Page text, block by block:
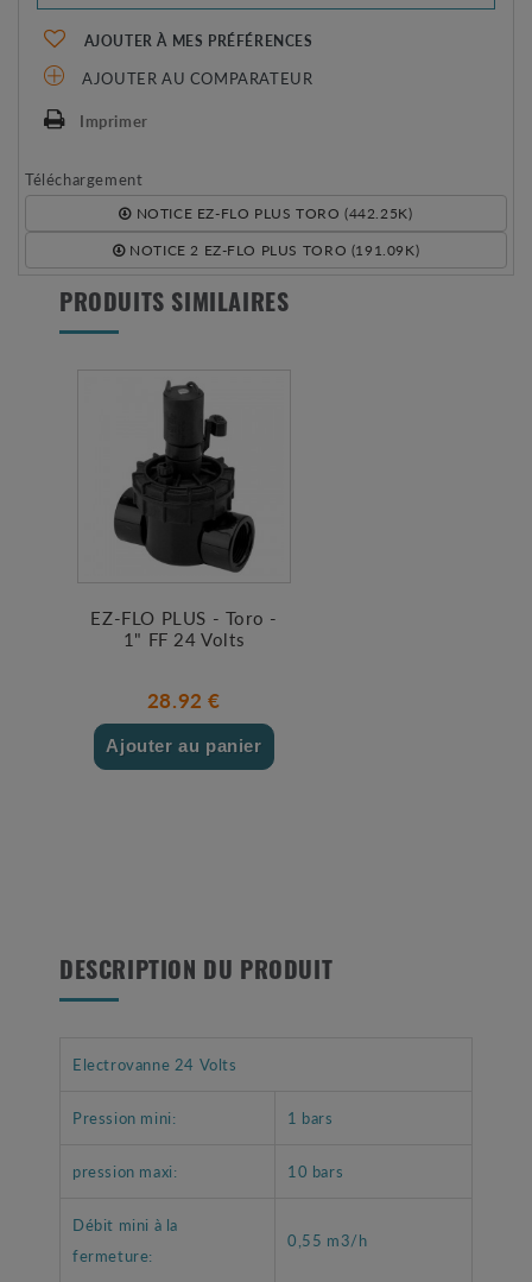
AJOUTER À MES PRÉFÉRENCES
AJOUTER AU COMPARATEUR
Imprimer
Téléchargement
NOTICE EZ-FLO PLUS TORO (442.25K)
NOTICE 2 EZ-FLO PLUS TORO (191.09K)
PRODUITS SIMILAIRES
EZ-FLO PLUS - Toro -
1" FF 24 Volts
28.92 €
Ajouter au panier
DESCRIPTION DU PRODUIT
Electrovanne 24 Volts
Pression mini: 1 bars
pression maxi: 10 bars
Débit mini à la
fermeture:
0,55 m3/h